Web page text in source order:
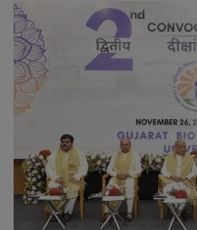
About Author
Contact
Dipotsav Special
આંતરરાષ્ટ્રીય
રાષ્ટ્રીય